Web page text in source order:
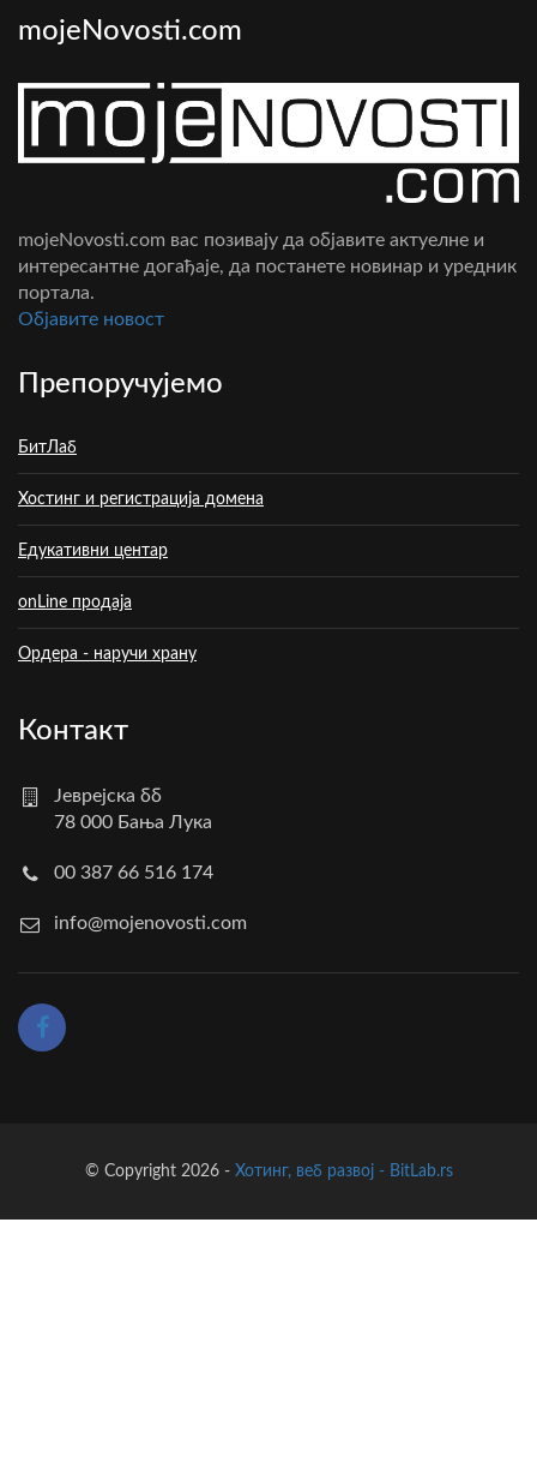
mojeNovosti.com
mojeNovosti.com вас позивају да објавите актуелне и
интересантне догађаје, да постанете новинар и уредник
портала.
Oбјавите новост
Препоручујемо
БитЛаб
Хостинг и регистрација домена
Едукативни центар
onLine продаја
Ордера - наручи храну
Контакт
Јеврејска бб
78 000 Бања Лука
00 387 66 516 174
info@mojenovosti.com
© Copyright 2026 - Хотинг, веб развој - BitLab.rs